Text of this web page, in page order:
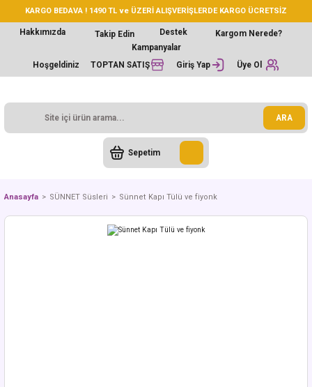
KARGO BEDAVA ! 1490 TL ve ÜZERİ ALIŞVERİŞLERDE KARGO ÜCRETSİZ
Hakkımızda Takip Edin Destek
Kargom Nerede?
Kampanyalar
Hoşgeldiniz
TOPTAN SATIŞ Giriş Yap Üye Ol
ARA
Sepetim
Anasayfa SÜNNET Süsleri Sünnet Kapı Tülü ve fiyonk